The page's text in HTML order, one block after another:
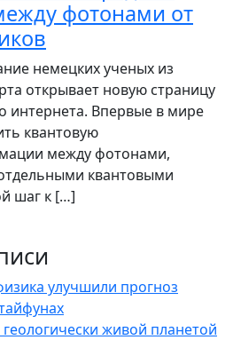
фотонами от
немецких ученых из
открывает новую страницу
интернета. Впервые в мире
квантовую
между фотонами,
квантовыми
шаг к […]
улучшили прогноз
живой планетой